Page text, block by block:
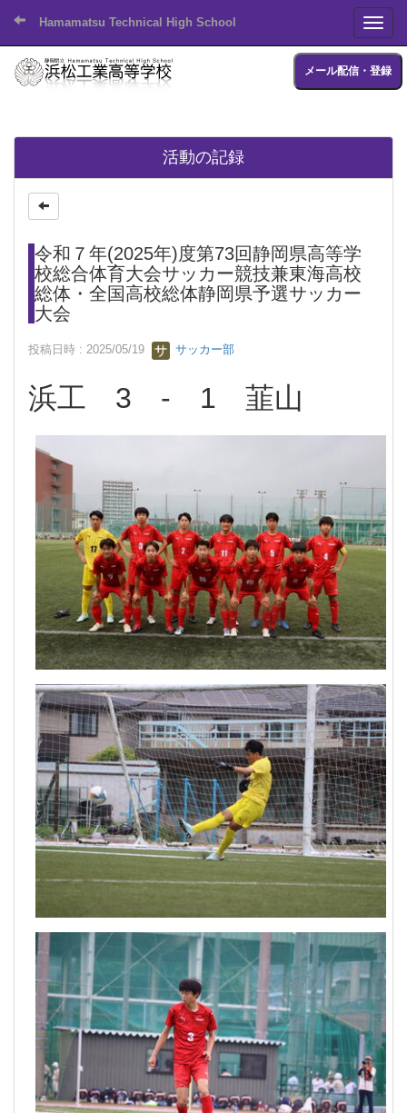
Hamamatsu Technical High School
メール配信・登録
活動の記録
令和７年(2025年)度第73回静岡県高等学
校総合体育大会サッカー競技兼東海高校
総体・全国高校総体静岡県予選サッカー
大会
投稿日時 : 2025/05/19 サッカー部
浜工 3 - 1 韮山